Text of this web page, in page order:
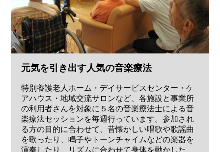
元気を引き出す人気の音楽療法
特別養護老人ホーム・デイサービスセンター・ケ
アハウス・地域交流サロンなど、各施設と事業所
の利用者さんを対象に５名の音楽療法士による音
楽療法セッションを毎週行っています。参加され
る方の目的に合わせて、昔懐かしい唱歌や歌謡曲
を歌ったり、鳴子やトーンチャイムなどの楽器を
演奏したり、リズムに合わせて身体を動かした